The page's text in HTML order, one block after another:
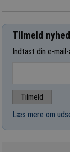
Tilmeld
Indtast din e-
Læs mere om